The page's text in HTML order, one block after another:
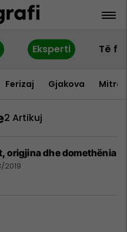
Eksperti Të
Ferizaj Gjakova
2 Artikuj
origjina dhe domethënia
2019